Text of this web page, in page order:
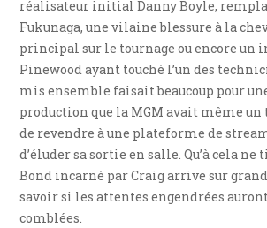
réalisateur initial Danny Boyle,
Fukunaga, une vilaine blessure à la
principal sur le tournage ou encore un
Pinewood ayant touché l’un des
mis ensemble faisait beaucoup pour
production que la MGM avait même un
de revendre à une plateforme de
d’éluder sa sortie en salle. Qu’à cela
Bond incarné par Craig arrive sur grand
savoir si les attentes engendrées
comblées.